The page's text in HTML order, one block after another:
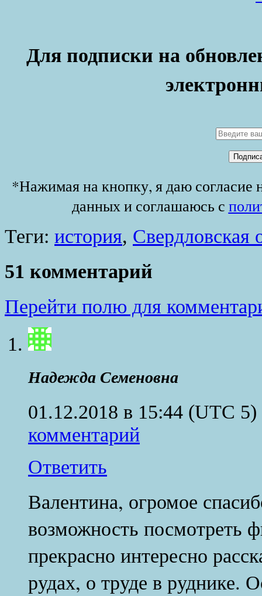
Для подписки на
*Нажимая на кнопку, я даю согласие
данных и соглашаюсь с
Теги: история, Свердловская
51 комментарий
Перейти полю для
Надежда Семеновна
01.12.2018 в 15:44 (UTC 5)
комментарий
Ответить
Валентина, огромое
возможность
прекрасно интересно
рудах, о труде в руднике.